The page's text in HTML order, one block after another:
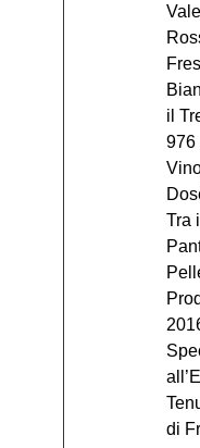
il
976
Tra
di